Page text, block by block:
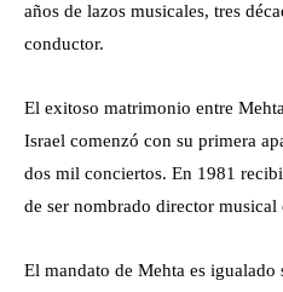
años de lazos musicales, tres
conductor.
El exitoso matrimonio entre
Israel comenzó con su primera
dos mil conciertos. En 1981
de ser nombrado director musical
El mandato de Mehta es